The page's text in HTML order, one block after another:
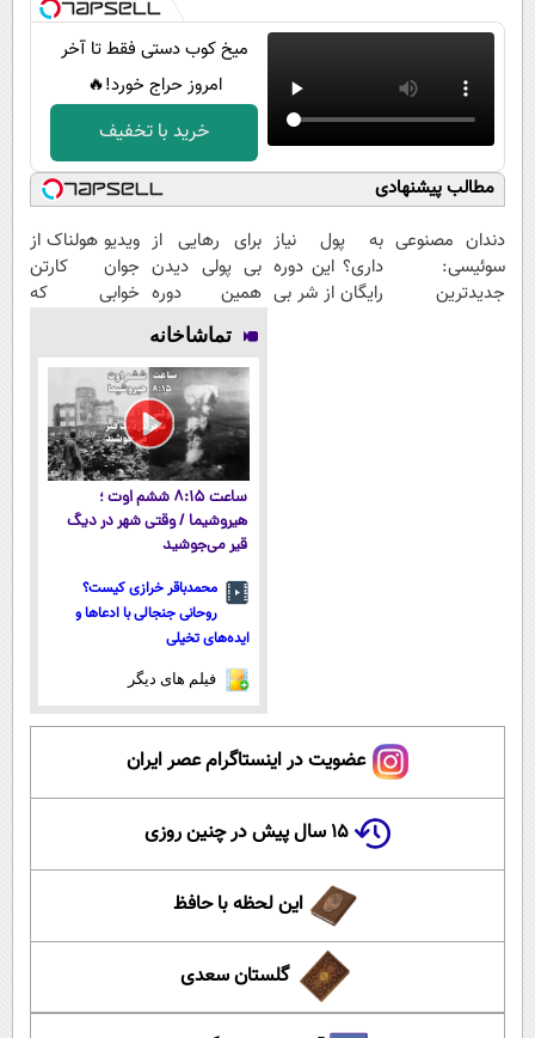
میخ کوب دستی فقط تا آخر
امروز حراج خورد!🔥
خرید با تخفیف
مطالب پیشنهادی
دندان مصنوعی
سوئیسی:
جدیدترین
به پول نیاز
داری؟ این دوره
رایگان از شر بی
برای رهایی از
بی پولی دیدن
همین دوره
رایگان کافیه!
(شمارتو وارد
کن)
ویدیو هولناک از
جوان کارتن
خوابی که
تماشاخانه
ساعت ۸:۱۵ ششم اوت ؛
هیروشیما / وقتی شهر در دیگ
قیر می‌جوشید
محمدباقر خرازی کیست؟
روحانی جنجالی با ادعاها و
ایده‌های تخیلی
فیلم های دیگر
عضویت در اینستاگرام عصر ایران
۱۵ سال پیش در چنین روزی
این لحظه با حافظ
گلستان سعدی